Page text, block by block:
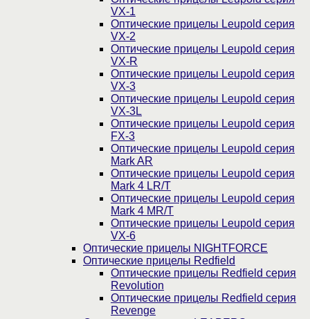
VX-1
Оптические прицелы Leupold серия
VX-2
Оптические прицелы Leupold серия
VX-R
Оптические прицелы Leupold серия
VX-3
Оптические прицелы Leupold серия
VX-3L
Оптические прицелы Leupold серия
FX-3
Оптические прицелы Leupold серия
Mark AR
Оптические прицелы Leupold серия
Mark 4 LR/T
Оптические прицелы Leupold серия
Mark 4 MR/T
Оптические прицелы Leupold серия
VX-6
Оптические прицелы NIGHTFORCE
Оптические прицелы Redfield
Оптические прицелы Redfield серия
Revolution
Оптические прицелы Redfield серия
Revenge